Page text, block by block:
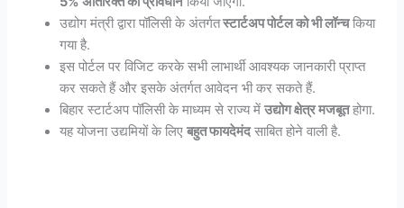
उद्योग मंत्री द्वारा पॉलिसी के अंतर्गतस्टार्टअप पोर्टल को भी लॉन्चकिया
गया है.
इस पोर्टल पर विजिट करके सभी लाभार्थी आवश्यक जानकारी प्राप्त
कर सकते हैं और इसके अंतर्गत आवेदन भी कर सकते हैं.
बिहार स्टार्टअप पॉलिसी के माध्यम से राज्य मेंउद्योग क्षेत्र मजबूतहोगा.
यह योजना उद्यमियों के लिएबहुत फायदेमंदसाबित होने वाली है.